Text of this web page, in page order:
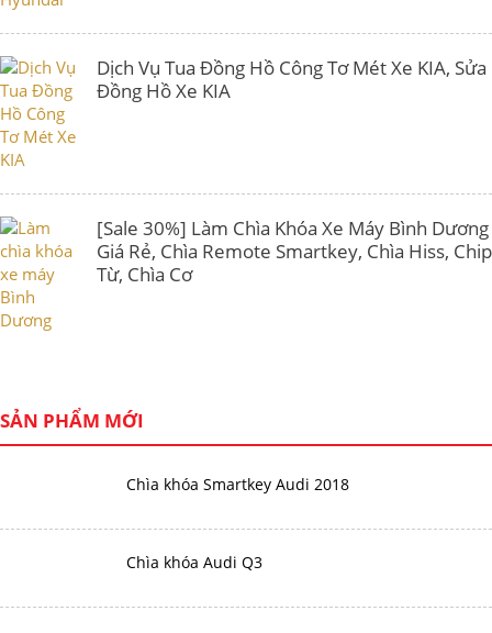
Dịch Vụ Tua Đồng Hồ Công Tơ Mét Xe KIA, Sửa
Đồng Hồ Xe KIA
[Sale 30%] Làm Chìa Khóa Xe Máy Bình Dương
Giá Rẻ, Chìa Remote Smartkey, Chìa Hiss, Chip
Từ, Chìa Cơ
SẢN PHẨM MỚI
Chìa khóa Smartkey Audi 2018
Chìa khóa Audi Q3